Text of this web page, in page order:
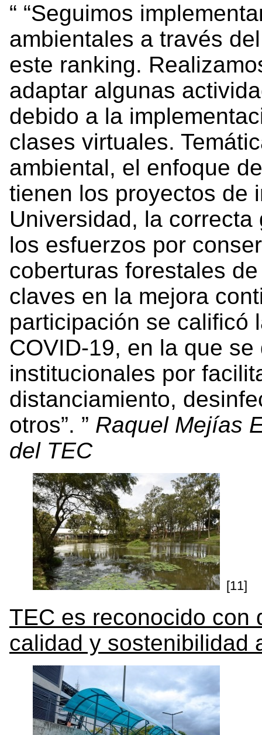
“Seguimos
ambientales a través
este ranking.
adaptar algunas
debido a la
clases virtuales.
ambiental, el enfoque
tienen los proyectos de
Universidad, la
los esfuerzos por
coberturas forestales
claves en la mejora
participación se calificó
COVID-19, en la que
institucionales por
distanciamiento,
otros”.
Raquel Mejías
del TEC
[11]
TEC es reconocido con
calidad y sostenibilidad